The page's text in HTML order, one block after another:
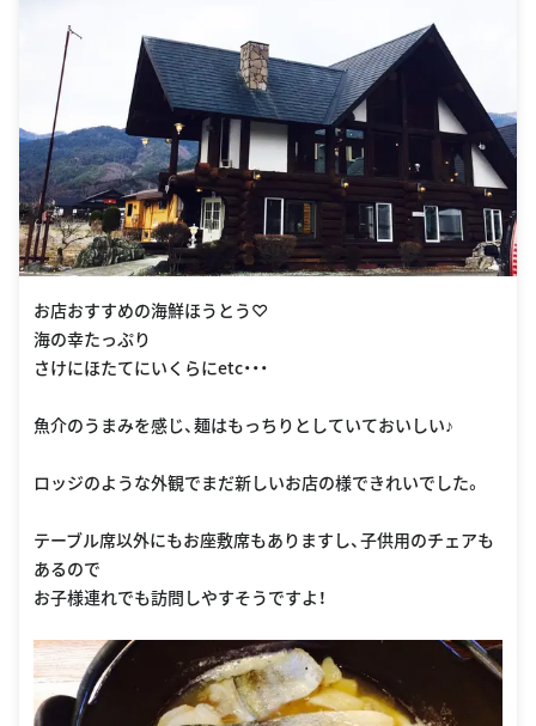
お店おすすめの海鮮ほうとう♡
海の幸たっぷり
さけにほたてにいくらにetc・・・
魚介のうまみを感じ、麺はもっちりとしていておいしい♪
ロッジのような外観でまだ新しいお店の様できれいでした。
テーブル席以外にもお座敷席もありますし、子供用のチェアも
あるので
お子様連れでも訪問しやすそうですよ！